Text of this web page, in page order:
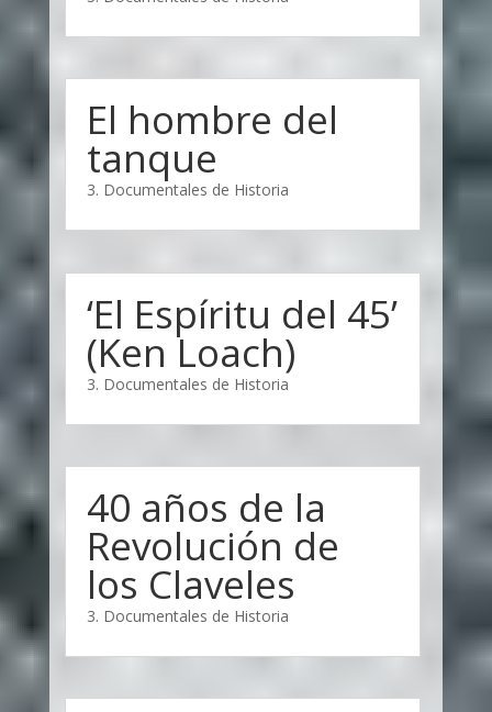
El hombre del
tanque
3. Documentales de Historia
‘El Espíritu del 45’
(Ken Loach)
3. Documentales de Historia
40 años de la
Revolución de
los Claveles
3. Documentales de Historia